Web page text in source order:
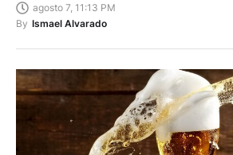
agosto 7, 11:13 PM
By Ismael Alvarado